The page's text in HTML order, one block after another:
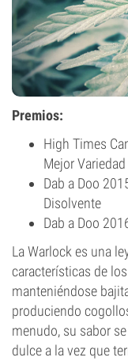
Premios:
High Times
Mejor
Dab a Doo
Disolvente
Dab a Doo
La Warlock es una
características de
manteniéndose
produciendo
menudo, su sabor
dulce a la vez que